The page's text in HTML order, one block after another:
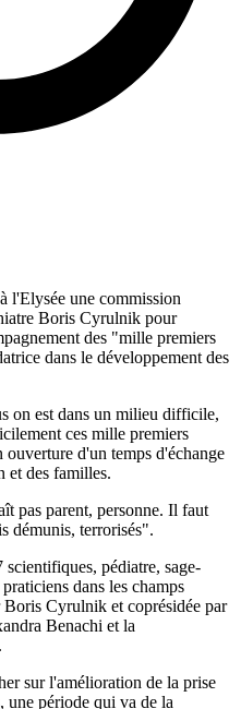
l'Elysée une commission
Boris Cyrulnik pour
des "mille premiers
dans le développement des
on est dans un milieu difficile,
ces mille premiers
d'un temps d'échange
et des familles.
pas parent, personne. Il faut
démunis, terrorisés".
pédiatre, sage-
dans les champs
Boris Cyrulnik et coprésidée par
Benachi et la
sur l'amélioration de la prise
une période qui va de la